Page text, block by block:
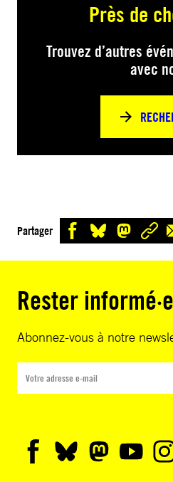
Près de
Trouvez d’autres
avec
Partager
Rester informé·e
Abonnez-vous à notre